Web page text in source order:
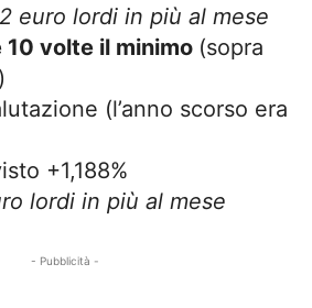
euro lordi in più al mese
10 volte il minimo (sopra
(l’anno scorso era
+1,188%
lordi in più al mese
- Pubblicità -